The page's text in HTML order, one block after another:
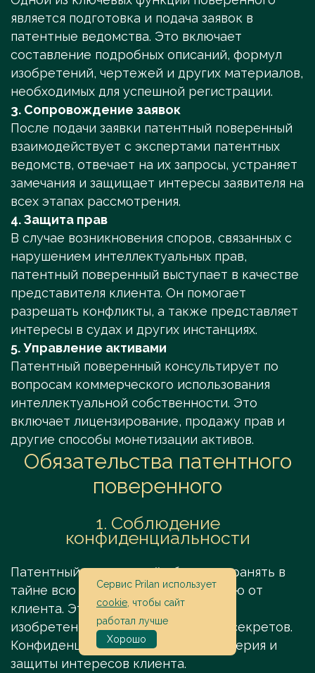
является подготовка и подача заявок в
патентные ведомства. Это включает
составление подробных описаний, формул
изобретений, чертежей и других материалов,
необходимых для успешной регистрации.
3. Сопровождение заявок
После подачи заявки патентный поверенный
взаимодействует с экспертами патентных
ведомств, отвечает на их запросы, устраняет
замечания и защищает интересы заявителя на
всех этапах рассмотрения.
4. Защита прав
В случае возникновения споров, связанных с
нарушением интеллектуальных прав,
патентный поверенный выступает в качестве
представителя клиента. Он помогает
разрешать конфликты, а также представляет
интересы в судах и других инстанциях.
5. Управление активами
Патентный поверенный консультирует по
вопросам коммерческого использования
интеллектуальной собственности. Это
включает лицензирование, продажу прав и
другие способы монетизации активов.
Обязательства патентного
поверенного
1. Соблюдение
конфиденциальности
Патентный поверенный обязан сохранять в
тайне всю информацию, полученную от
клиента. Это касается как деталей
изобретений, так и коммерческих секретов.
Конфиденциальность — основа доверия и
защиты интересов клиента.
Сервис Prilan использует
cookie , чтобы сайт
работал лучше
Хорошо